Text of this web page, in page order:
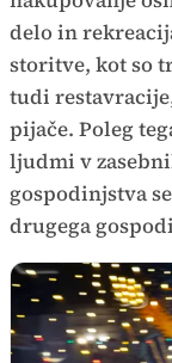
delo in
storitve, kot so
tudi
pijače. Poleg
ljudmi v
gospodinjstva
drugega